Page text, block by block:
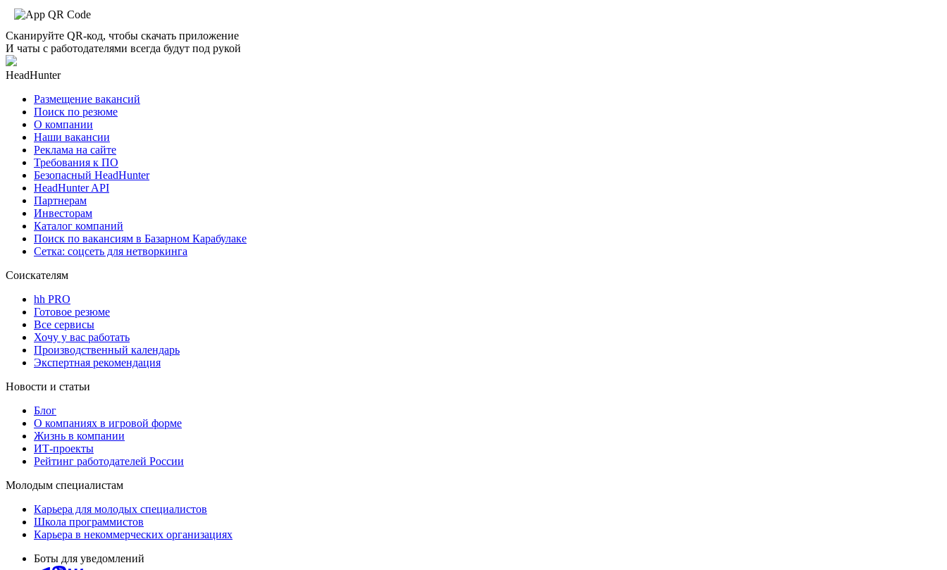
Сканируйте QR-код, чтобы скачать приложение
И чаты с работодателями всегда будут под рукой
HeadHunter
Размещение вакансий
Поиск по резюме
О компании
Наши вакансии
Реклама на сайте
Требования к ПО
Безопасный HeadHunter
HeadHunter API
Партнерам
Инвесторам
Каталог компаний
Поиск по вакансиям в Базарном Карабулаке
Сетка: соцсеть для нетворкинга
Соискателям
hh PRO
Готовое резюме
Все сервисы
Хочу у вас работать
Производственный календарь
Экспертная рекомендация
Новости и статьи
Блог
О компаниях в игровой форме
Жизнь в компании
ИТ-проекты
Рейтинг работодателей России
Молодым специалистам
Карьера для молодых специалистов
Школа программистов
Карьера в некоммерческих организациях
Боты для уведомлений